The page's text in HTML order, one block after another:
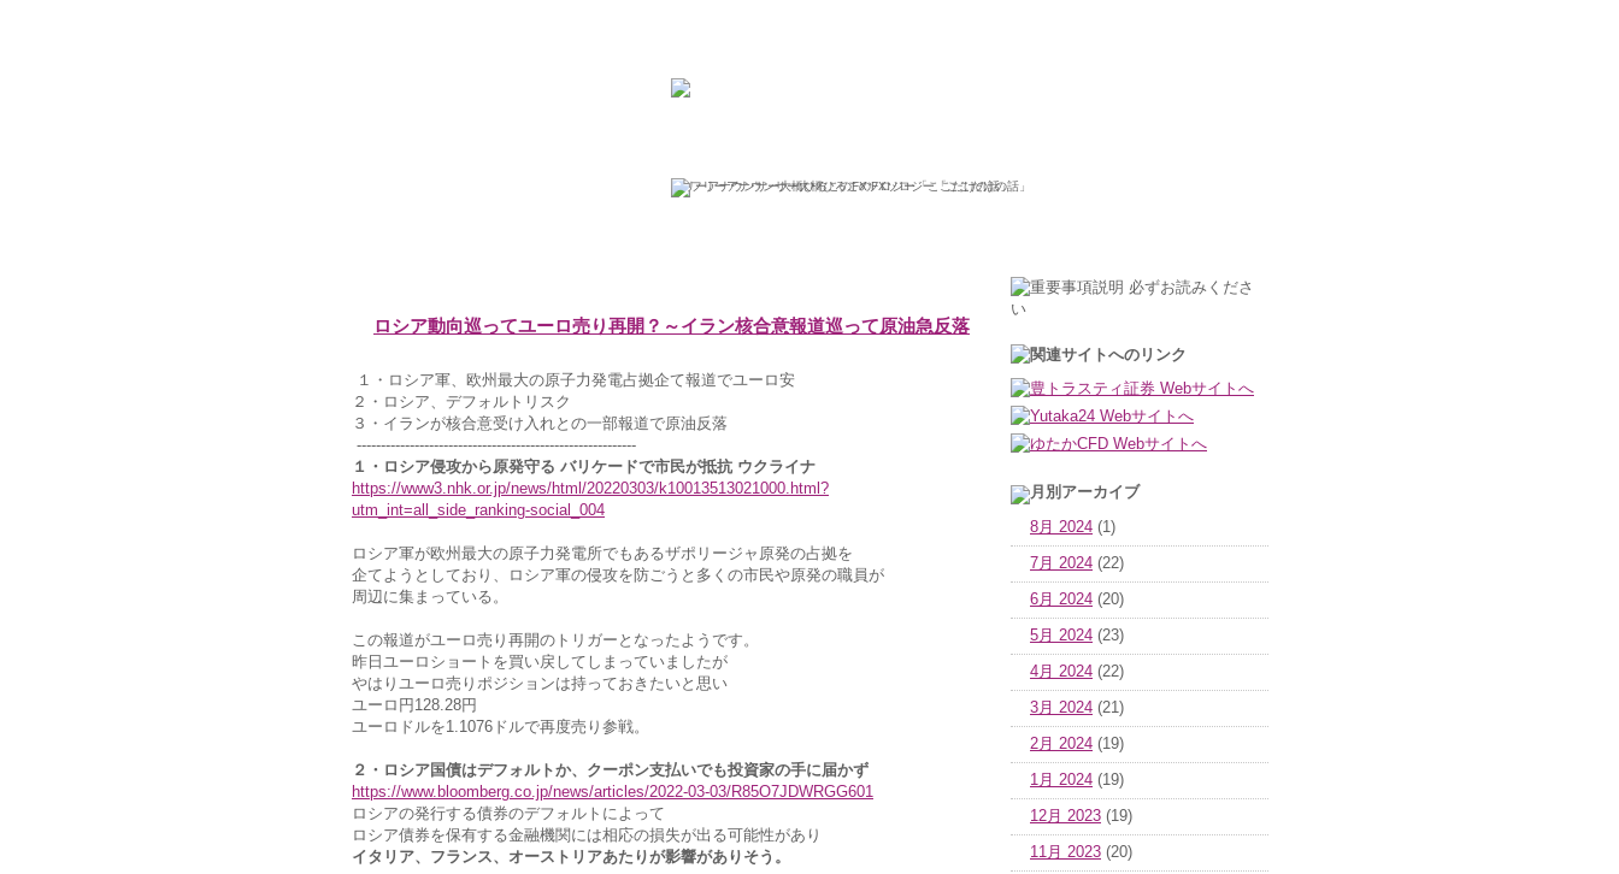
ひろこの“ボラタイル”な日々
フリーアナウンサー大橋ひろこのFXソロジー「ここだけの話」
ロシア動向巡ってユーロ売り再開？～イラン核合意報道巡って原油急反落
１・ロシア軍、欧州最大の原子力発電占拠企て報道でユーロ安
２・ロシア、デフォルトリスク
３・イランが核合意受け入れとの一部報道で原油反落
----------------------------------------------------------
１・ロシア侵攻から原発守る バリケードで市民が抵抗 ウクライナ
https://www3.nhk.or.jp/news/html/20220303/k10013513021000.html?
utm_int=all_side_ranking-social_004
ロシア軍が欧州最大の原子力発電所でもあるザポリージャ原発の占拠を
企てようとしており、ロシア軍の侵攻を防ごうと多くの市民や原発の職員が
周辺に集まっている。
この報道がユーロ売り再開のトリガーとなったようです。
昨日ユーロショートを買い戻してしまっていましたが
やはりユーロ売りポジションは持っておきたいと思い
ユーロ円128.28円
ユーロドルを1.1076ドルで再度売り参戦。
２・ロシア国債はデフォルトか、クーポン支払いでも投資家の手に届かず
https://www.bloomberg.co.jp/news/articles/2022-03-03/R85O7JDWRGG601
ロシアの発行する債券のデフォルトによって
ロシア債券を保有する金融機関には相応の損失が出る可能性があり
イタリア、フランス、オーストリアあたりが影響がありそう。
8月 2024 (1)
7月 2024 (22)
6月 2024 (20)
5月 2024 (23)
4月 2024 (22)
3月 2024 (21)
2月 2024 (19)
1月 2024 (19)
12月 2023 (19)
11月 2023 (20)